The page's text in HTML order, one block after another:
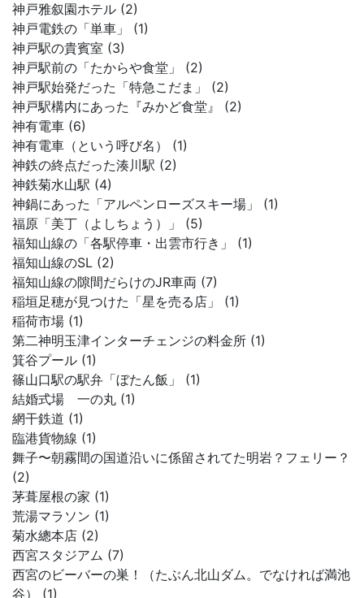
神戸雅叙園ホテル (2)
神戸電鉄の「単車」 (1)
神戸駅の貴賓室 (3)
神戸駅前の「たからや食堂」 (2)
神戸駅始発だった「特急こだま」 (2)
神戸駅構内にあった『みかど食堂』 (2)
神有電車 (6)
神有電車（という呼び名） (1)
神鉄の終点だった湊川駅 (2)
神鉄菊水山駅 (4)
神鍋にあった「アルペンローズスキー場」 (1)
福原「美丁（よしちょう）」 (5)
福知山線の「各駅停車・出雲市行き」 (1)
福知山線のSL (2)
福知山線の隙間だらけのJR車両 (7)
稲垣足穂が見つけた「星を売る店」 (1)
稲荷市場 (1)
第二神明玉津インターチェンジの料金所 (1)
箕谷プール (1)
篠山口駅の駅弁「ぼたん飯」 (1)
結婚式場 一の丸 (1)
網干鉄道 (1)
臨港貨物線 (1)
舞子〜朝霧間の国道沿いに係留されてた明岩？フェリー？
(2)
茅葺屋根の家 (1)
荒湯マラソン (1)
菊水總本店 (2)
西宮スタジアム (7)
西宮のビーバーの巣！（たぶん北山ダム。でなければ満池
谷） (1)